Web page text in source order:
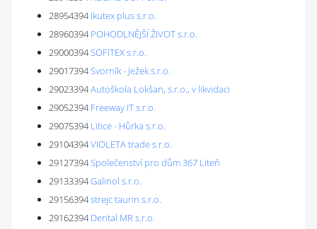
28954394 Ikutex plus s.r.o.
28960394 POHODLNĚJŠÍ ŽIVOT s.r.o.
29000394SOFITEX s.r.o.
29017394Svorník - Ježek s.r.o.
29023394Autoškola Lokšan, s.r.o., v likvidaci
29052394 Freeway IT s.r.o.
29075394 Litice - Hůrka s.r.o.
29104394VIOLETA trade s.r.o.
29127394Společenství pro dům 367 Liteň
29133394Galinol s.r.o.
29156394strejc taurin s.r.o.
29162394 Dental MR s.r.o.